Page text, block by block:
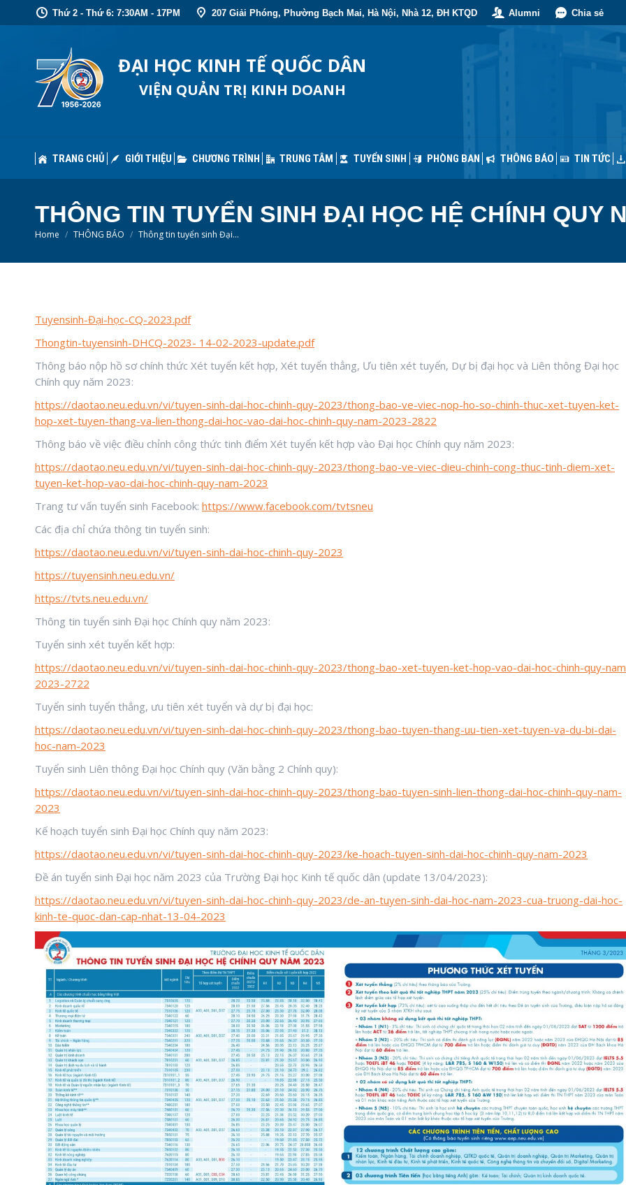
Thứ 2 - Thứ 6: 7:30AM - 17PM 207 Giải Phóng, Phường Bạch Mai, Hà Nội, Nhà 12, ĐH KTQD Alumni Chia sẻ
ĐẠI HỌC KINH TẾ QUỐC DÂN
VIỆN QUẢN TRỊ KINH DOANH
TRANG CHỦ GIỚI THIỆU CHƯƠNG TRÌNH TRUNG TÂM TUYỂN SINH PHÒNG BAN THÔNG BÁO TIN TỨC
THÔNG TIN TUYỂN SINH ĐẠI HỌC HỆ CHÍNH QUY
You are here:
Home THÔNG BÁO Thông tin tuyển sinh Đại…
Tuyensinh-Đại-học-CQ-2023.pdf
Thongtin-tuyensinh-DHCQ-2023- 14-02-2023-update.pdf
Thông báo nộp hồ sơ chính thức Xét tuyển kết hợp, Xét tuyển thẳng, Ưu tiên xét tuyển, Dự bị đại học và Liên thông Đại học
Chính quy năm 2023:
https://daotao.neu.edu.vn/vi/tuyen-sinh-dai-hoc-chinh-quy-2023/thong-bao-ve-viec-nop-ho-so-chinh-thuc-xet-tuyen-ket-
hop-xet-tuyen-thang-va-lien-thong-dai-hoc-vao-dai-hoc-chinh-quy-nam-2023-2822
Thông báo về việc điều chỉnh công thức tinh điểm Xét tuyển kết hợp vào Đại học Chính quy năm 2023:
https://daotao.neu.edu.vn/vi/tuyen-sinh-dai-hoc-chinh-quy-2023/thong-bao-ve-viec-dieu-chinh-cong-thuc-tinh-diem-xet-
tuyen-ket-hop-vao-dai-hoc-chinh-quy-nam-2023
Trang tư vấn tuyển sinh Facebook: https://www.facebook.com/tvtsneu
Các địa chỉ chứa thông tin tuyển sinh:
https://daotao.neu.edu.vn/vi/tuyen-sinh-dai-hoc-chinh-quy-2023
https://tuyensinh.neu.edu.vn/
https://tvts.neu.edu.vn/
Thông tin tuyển sinh Đại học Chính quy năm 2023:
Tuyển sinh xét tuyển kết hợp:
https://daotao.neu.edu.vn/vi/tuyen-sinh-dai-hoc-chinh-quy-2023/thong-bao-xet-tuyen-ket-hop-vao-dai-hoc-chinh-quy-
2023-2722
Tuyển sinh tuyển thẳng, ưu tiên xét tuyển và dự bị đại học:
https://daotao.neu.edu.vn/vi/tuyen-sinh-dai-hoc-chinh-quy-2023/thong-bao-tuyen-thang-uu-tien-xet-tuyen-va-du-bi-dai-
hoc-nam-2023
Tuyển sinh Liên thông Đại học Chính quy (Văn bằng 2 Chính quy):
https://daotao.neu.edu.vn/vi/tuyen-sinh-dai-hoc-chinh-quy-2023/thong-bao-tuyen-sinh-lien-thong-dai-hoc-chinh-quy-nam-
2023
Kế hoạch tuyển sinh Đại học Chính quy năm 2023:
https://daotao.neu.edu.vn/vi/tuyen-sinh-dai-hoc-chinh-quy-2023/ke-hoach-tuyen-sinh-dai-hoc-chinh-quy-nam-2023
Đề án tuyển sinh Đại học năm 2023 của Trường Đại học Kinh tế quốc dân (update 13/04/2023):
https://daotao.neu.edu.vn/vi/tuyen-sinh-dai-hoc-chinh-quy-2023/de-an-tuyen-sinh-dai-hoc-nam-2023-cua-truong-dai-hoc-
kinh-te-quoc-dan-cap-nhat-13-04-2023
CHƯƠNG TRÌNH TRUNG TÂM TUYỂN SINH PHÒNG BAN THÔNG BÁO